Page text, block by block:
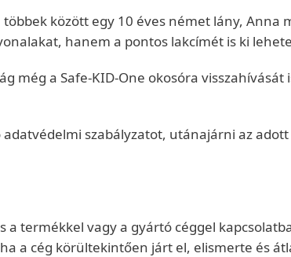
között egy 10 éves német lány, Anna
hanem a pontos lakcímét is ki
még a Safe-KID-One okosóra
szabályzatot, utánajárni az
termékkel vagy a gyártó céggel
a cég körültekintően járt el, elismerte és